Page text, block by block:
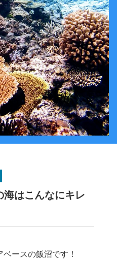
海はこんなにキレ
ースの飯沼です！